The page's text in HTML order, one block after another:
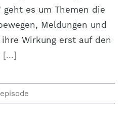
geht es um Themen die
Meldungen und
Wirkung erst auf den
[...]